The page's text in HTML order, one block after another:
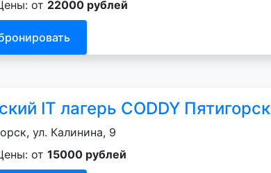
от 22000 рублей
IT лагерь CODDY Пятигорск
ул. Калинина, 9
от 15000 рублей